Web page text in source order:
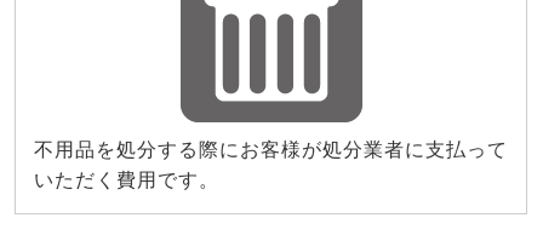
不用品を処分する際にお客様が処分業者に支払って
いただく費用です。